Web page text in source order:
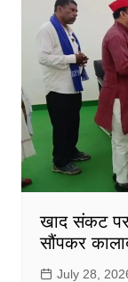
खाद संकट पर
सौंपकर
July 28,